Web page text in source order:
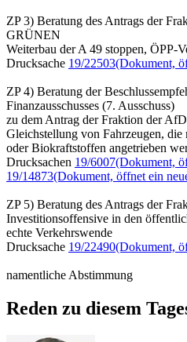
ZP 3) Beratung des Antrags der
GRÜNEN
Weiterbau der A 49 stoppen, ÖPP-
Drucksache 19/22503(Dokument,
ZP 4) Beratung der
Finanzausschusses (7. Ausschuss)
zu dem Antrag der Fraktion der AfD
Gleichstellung von Fahrzeugen,
oder Biokraftstoffen angetrieben
Drucksachen 19/6007(Dokument,
19/14873(Dokument, öffnet ein
ZP 5) Beratung des Antrags der
Investitionsoffensive in den
echte Verkehrswende
Drucksache 19/22490(Dokument,
namentliche Abstimmung
Reden zu diesem